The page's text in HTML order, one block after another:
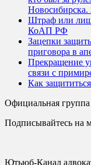
Новосибирска.
Штраф или
КоАП РФ
Зацепки
приговора в
Прекращение
связи с
Как
Официальная
Подписывайтесь на
Ютьюб-Канал